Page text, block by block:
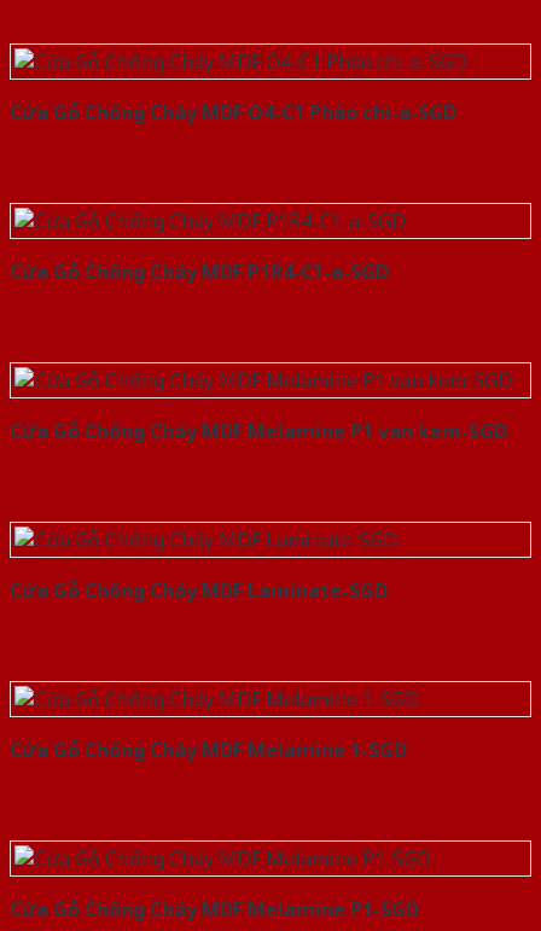
Cửa Gỗ Chống Cháy MDF O4-C1 Phào chi-a-SGD
Cửa Gỗ Chống Cháy MDF P1R4-C1-a-SGD
Cửa Gỗ Chống Cháy MDF Melamine P1 van kem-SGD
Cửa Gỗ Chống Cháy MDF Laminate-SGD
Cửa Gỗ Chống Cháy MDF Melamine 1-SGD
Cửa Gỗ Chống Cháy MDF Melamine P1-SGD